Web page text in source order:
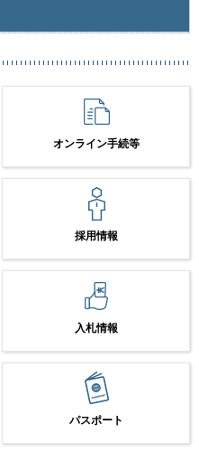
オンライン手続等
採用情報
入札情報
パスポート